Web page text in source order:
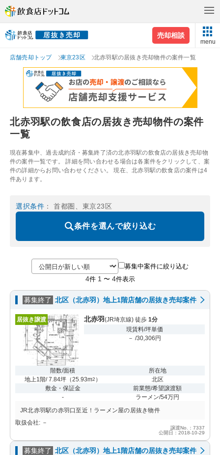
売却相談
menu
店舗売却トップ 東京23区 北赤羽駅の居抜き売却物件の案件一覧
北赤羽駅の飲食店の居抜き売却物件の案件
一覧
現在募集中、過去成約済・募集終了済の北赤羽駅の飲食店の居抜き売却物
件の案件一覧です。 詳細を問い合わせる場合は各案件をクリックして、案
件の詳細からお問い合わせください。 現在、北赤羽駅の飲食店の案件は4
件あります。
選択条件 ： 首都圏、東京23区
条件を選んで絞り込む
募集中案件に絞り込む
4件 1 〜 4件表示
募集終了 北区（北赤羽）地上1階店舗の居抜き売却案件
居抜き譲渡 北赤羽(JR埼京線) 徒歩 1分
現賃料/坪単価
－ /30,306円
階数/面積
地上1階/ 7.84坪（25.93m2 ）
所在地
北区
敷金・保証金
-
前業態/希望譲渡額
ラーメン/54万円
JR北赤羽駅の赤羽口至近！ラーメン屋の居抜き物件
取扱会社: －
譲渡No.：7337
公開日：2018-10-29
募集終了 北区（北赤羽）地上1階店舗の居抜き売却案件